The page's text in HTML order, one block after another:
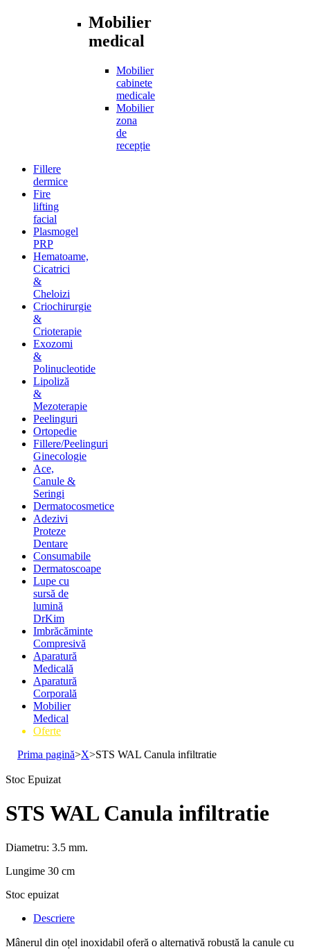
Mobilier
medical
Mobilier
cabinete
medicale
Mobilier
zona
de
recepție
Fillere
dermice
Fire
lifting
facial
Plasmogel
PRP
Hematoame,
Cicatrici
&
Cheloizi
Criochirurgie
&
Crioterapie
Exozomi
&
Polinucleotide
Lipoliză
&
Mezoterapie
Peelinguri
Ortopedie
Fillere/Peelinguri
Ginecologie
Ace,
Canule &
Seringi
Dermatocosmetice
Adezivi
Proteze
Dentare
Consumabile
Dermatoscoape
Lupe cu
sursă de
lumină
DrKim
Imbrăcăminte
Compresivă
Aparatură
Medicală
Aparatură
Corporală
Mobilier
Medical
Oferte
Prima pagină>X>STS WAL Canula infiltratie
Stoc Epuizat
STS WAL Canula infiltratie
Diametru: 3.5 mm.
Lungime 30 cm
Stoc epuizat
Descriere
Mânerul din oțel inoxidabil oferă o alternativă robustă la canule cu